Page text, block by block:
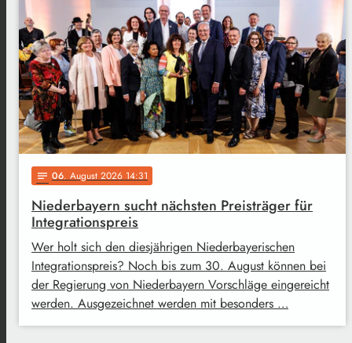
notes 06. August 2026 14:31
Niederbayern sucht nächsten Preisträger für
Integrationspreis
Wer holt sich den diesjährigen Niederbayerischen
Integrationspreis? Noch bis zum 30. August können bei
der Regierung von Niederbayern Vorschläge eingereicht
werden. Ausgezeichnet werden mit besonders …